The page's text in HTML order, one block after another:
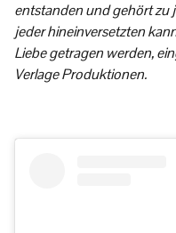
entstanden und gehört zu
jeder hineinversetzten
Liebe getragen werden,
Verlage Produktionen.